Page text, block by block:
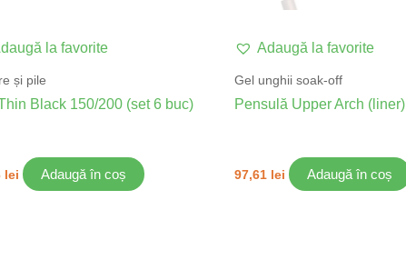
la favorite
și pile
Black 150/200 (set 6 buc)
lei Adaugă în coș
Adaugă la favorite
Gel unghii soak-off
Pensulă Upper Arch (liner)
97,61 lei Adaugă în coș